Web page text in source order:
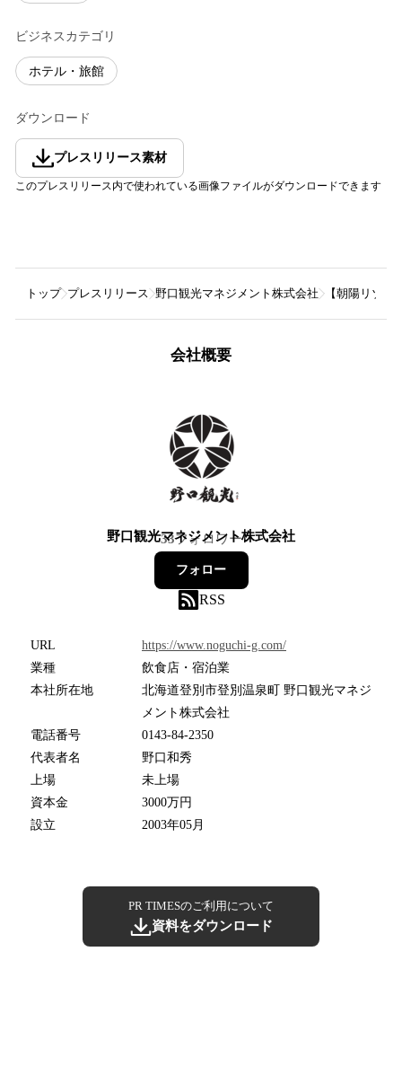
ビジネスカテゴリ
ホテル・旅館
ダウンロード
プレスリリース素材
このプレスリリース内で使われている画像ファイルがダウンロードできます
トップ プレスリリース 野口観光マネジメント株式会社 【朝陽リゾ
会社概要
野口観光マネジメント株式会社
33フォロワー
フォロー
RSS
URL
https://www.noguchi-g.com/
業種
飲食店・宿泊業
本社所在地
北海道登別市登別温泉町 野口観光マネジ
メント株式会社
電話番号
0143-84-2350
代表者名
野口和秀
上場
未上場
資本金
3000万円
設立
2003年05月
PR TIMESのご利用について
資料をダウンロード